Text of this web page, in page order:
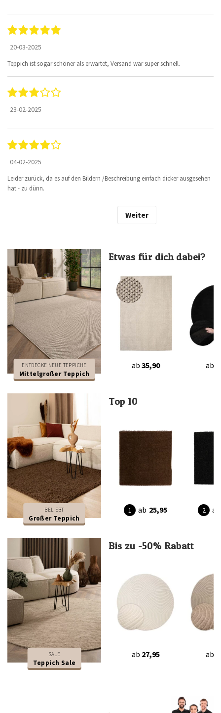
20-03-2025
Teppich ist sogar schöner als erwartet, Versand war super schnell.
23-02-2025
04-02-2025
Leider zurück, da es auf den Bildern /Beschreibung einfach dicker ausgesehen
hat - zu dünn.
Weiter
ENTDECKE NEUE TEPPICHE
Mittelgroßer Teppich
Etwas für dich dabei?
ab 35,90 ab
BELIEBT
Großer Teppich
Top 10
ab 25,95 ab
SALE
Teppich Sale
Bis zu -50% Rabatt
ab 27,95 ab